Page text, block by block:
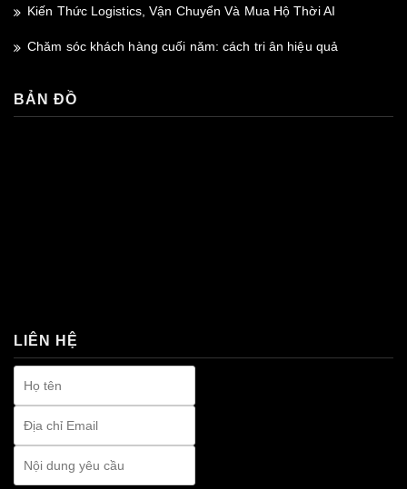
Kiến Thức Logistics, Vận Chuyển Và Mua Hộ Thời AI
Chăm sóc khách hàng cuối năm: cách tri ân hiệu quả
BẢN ĐỒ
LIÊN HỆ